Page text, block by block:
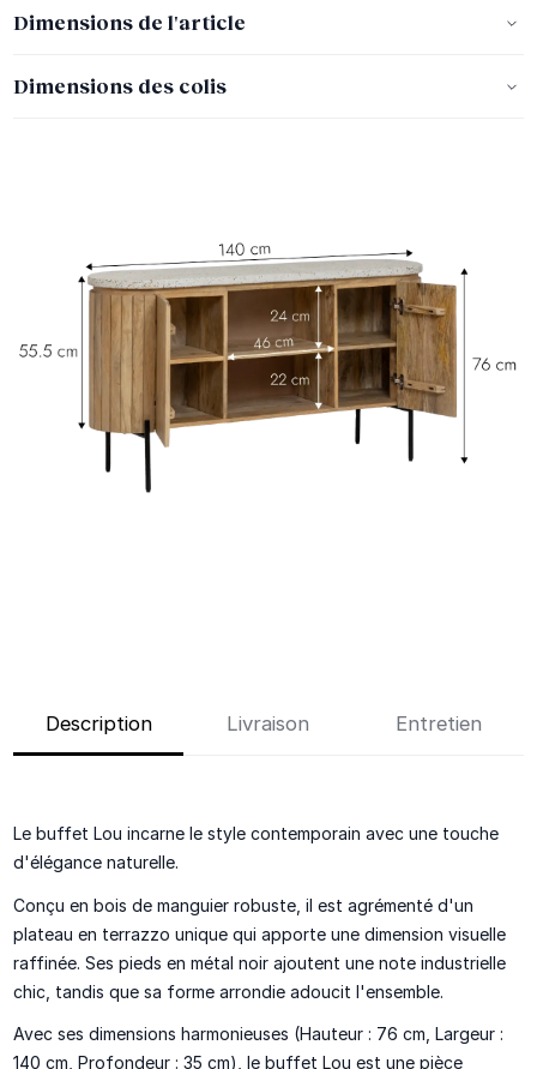
Dimensions de l'article
Dimensions des colis
Description Livraison Entretien
Le buffet Lou incarne le style contemporain avec une touche
d'élégance naturelle.
Conçu en bois de manguier robuste, il est agrémenté d'un
plateau en terrazzo unique qui apporte une dimension visuelle
raffinée. Ses pieds en métal noir ajoutent une note industrielle
chic, tandis que sa forme arrondie adoucit l'ensemble.
Avec ses dimensions harmonieuses (Hauteur : 76 cm, Largeur :
140 cm, Profondeur : 35 cm), le buffet Lou est une pièce